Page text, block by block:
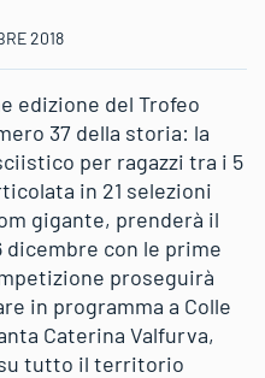
2018
edizione del Trofeo
37 della storia: la
per ragazzi tra i 5
in 21 selezioni
gigante, prenderà il
dicembre con le prime
proseguirà
in programma a Colle
Caterina Valfurva,
su tutto il territorio